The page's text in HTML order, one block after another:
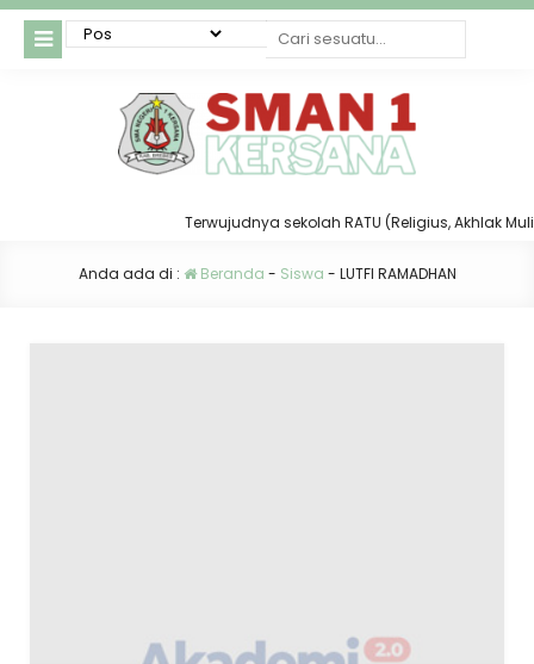
Terwujudnya sekolah RATU (Religius, Akhlak
Anda ada di : Beranda - Siswa - LUTFI RAMADHAN